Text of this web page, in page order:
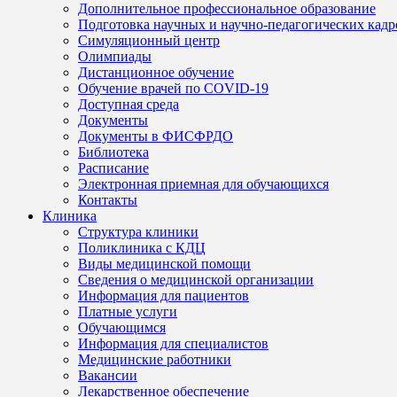
Дополнительное профессиональное образование
Подготовка научных и научно-педагогических
Симуляционный центр
Олимпиады
Дистанционное обучение
Обучение врачей по COVID-19
Доступная среда
Документы
Документы в ФИСФРДО
Библиотека
Расписание
Электронная приемная для обучающихся
Контакты
Клиника
Структура клиники
Поликлиника с КДЦ
Виды медицинской помощи
Сведения о медицинской организации
Информация для пациентов
Платные услуги
Обучающимся
Информация для специалистов
Медицинские работники
Вакансии
Лекарственное обеспечение